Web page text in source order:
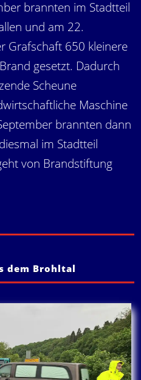
brannten im Stadtteil
und am 22.
Grafschaft 650 kleinere
gesetzt. Dadurch
Scheune
Maschine
brannten dann
im Stadtteil
von Brandstiftung
dem Brohltal